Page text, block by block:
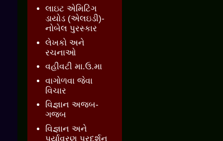
લાઇટ એમિટિંગ
ડાયોડ (એલઇડી)-
નોબેલ પુરસ્કાર
લેખકો અને
રચનાઓ
વહીવટી મા.ઉ.મા
વાગોળવા જેવા
વિચાર
વિજ્ઞાન અજબ-
ગજબ
વિજ્ઞાન અને
પર્યાવરણ પ્રદર્શન